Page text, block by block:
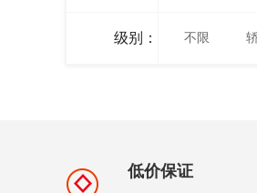
级别： 不限
低价保证